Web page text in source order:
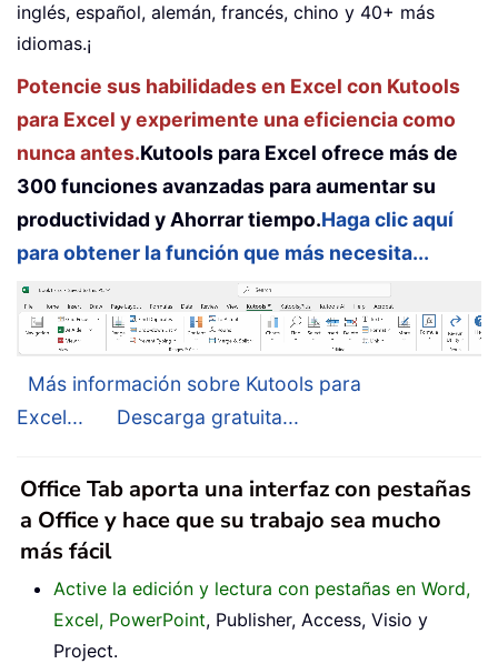
inglés, español, alemán, francés, chino y 40+ más
idiomas.¡
Potencie sus habilidades en Excel con Kutools
para Excel y experimente una eficiencia como
nunca antes.Kutools para Excel ofrece más de
300 funciones avanzadas para aumentar su
productividad y Ahorrar tiempo.Haga clic aquí
para obtener la función que más necesita...
Más información sobre Kutools para
Excel...
Descarga gratuita...
Office Tab aporta una interfaz con pestañas
a Office y hace que su trabajo sea mucho
más fácil
Active la edición y lectura con pestañas en Word,
Excel, PowerPoint, Publisher, Access, Visio y
Project.